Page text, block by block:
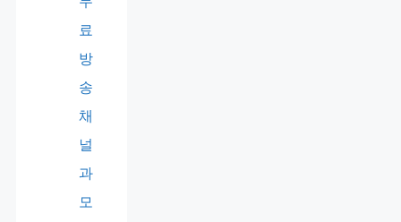
료
방
송
채
널
과
모